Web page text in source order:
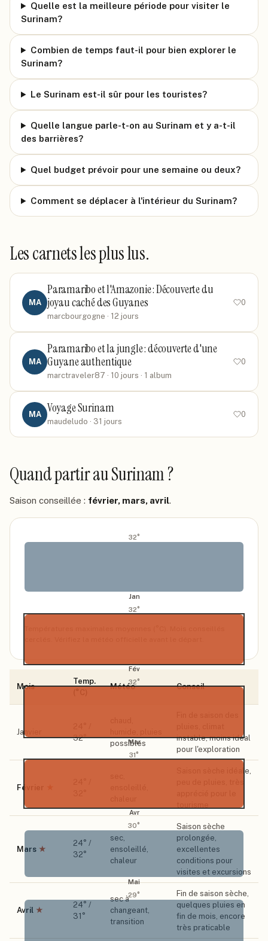
Quelle est la meilleure période pour visiter le
Surinam?
Combien de temps faut-il pour bien explorer le
Surinam?
Le Surinam est-il sûr pour les touristes?
Quelle langue parle-t-on au Surinam et y a-t-il
des barrières?
Quel budget prévoir pour une semaine ou deux?
Comment se déplacer à l'intérieur du Surinam?
Les carnets les plus lus.
MA
Paramaribo et l'Amazonie : Découverte du
joyau caché des Guyanes
marcbourgogne · 12 jours
0
MA
Paramaribo et la jungle : découverte d'une
Guyane authentique
marctraveler87 · 10 jours · 1 album
0
MA Voyage Surinam
maudeludo · 31 jours
0
Quand partirau Surinam?
Saison conseillée : février, mars, avril.
32°
Jan
32°
Fév
32°
Mar
31°
Avr
30°
Mai
29°
Mois
Temp.
Météo Conseil
Janvier
32°
possibles
instable, moins idéal
pour l'exploration
Février
Saison sèche idéale,
Mars ★
24° /
32°
sec,
ensoleillé,
chaleur
Saison sèche
prolongée,
excellentes
conditions pour
visites et excursions
Avril ★
24° /
31 °
sec à
changeant,
transition
Fin de saison sèche,
quelques pluies en
fin de mois, encore
très praticable